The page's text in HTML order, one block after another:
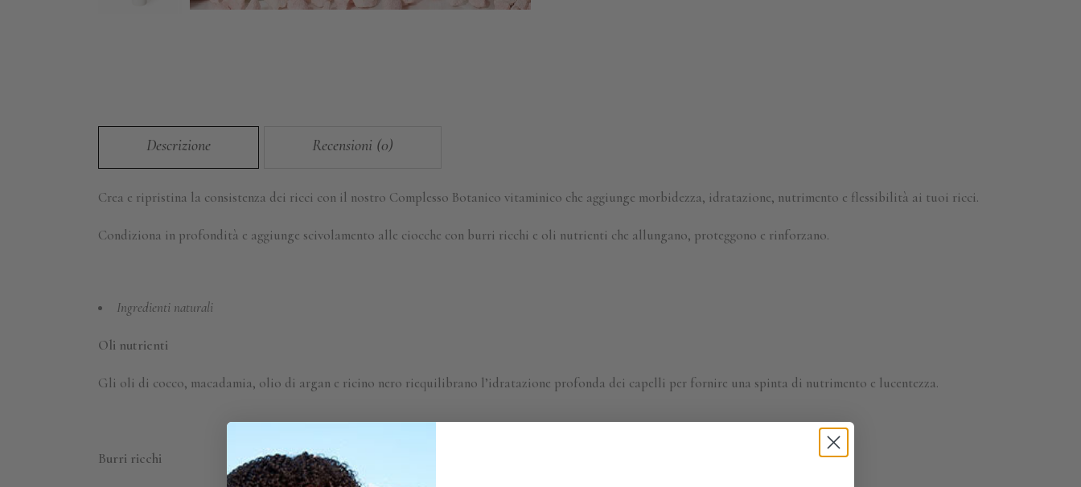
Descrizione Recensioni (0)
Crea e ripristina la consistenza dei ricci con il nostro Complesso Botanico vitaminico che aggiunge morbidezza, idratazione, nutrimento e flessibilità ai tuoi ricci.
Condiziona in profondità e aggiunge scivolamento alle ciocche con burri ricchi e oli nutrienti che allungano, proteggono e rinforzano.
Ingredienti naturali
Oli nutrienti
Gli oli di cocco, macadamia, olio di argan e ricino nero riequilibrano l’idratazione profonda dei capelli per fornire una spinta di nutrimento e lucentezza.
Burri ricchi